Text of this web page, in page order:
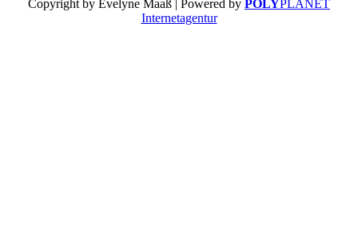
Copyright by Evelyne Maaß | Powered by POLYPLANET
Internetagentur